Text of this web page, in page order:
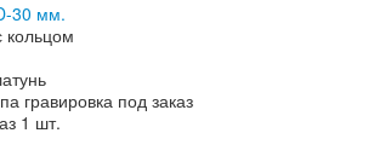
30 мм.
кольцом
гравировка под заказ
1 шт.